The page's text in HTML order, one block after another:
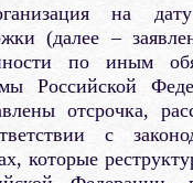
на
(далее –
по иным
Российской
отсрочка,
с
которые